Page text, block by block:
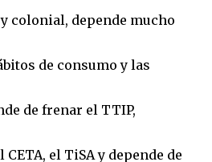
colonial, depende mucho
de consumo y las
de frenar el TTIP,
el TiSA y depende de